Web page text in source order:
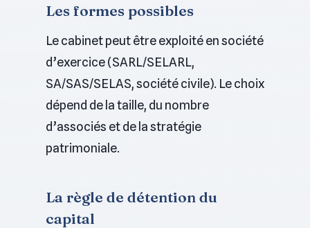
Les formes possibles
Le cabinet peut être exploité en société
d’exercice (SARL/SELARL,
SA/SAS/SELAS, société civile). Le choix
dépend de la taille, du nombre
d’associés et de la stratégie
patrimoniale.
La règle de détention du
capital